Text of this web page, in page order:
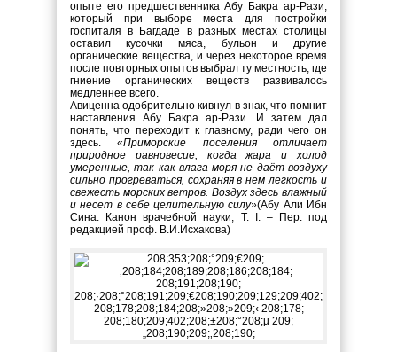
опыте его предшественника Абу Бакра ар-Рази,
который при выборе места для постройки
госпиталя в Багдаде в разных местах столицы
оставил кусочки мяса, бульон и другие
органические вещества, и через некоторое время
после повторных опытов выбрал ту местность, где
гниение органических веществ развивалось
медленнее всего.
Авиценна одобрительно кивнул в знак, что помнит
наставления Абу Бакра ар-Рази. И затем дал
понять, что переходит к главному, ради чего он
здесь. «Приморские поселения отличает
природное равновесие, когда жара и холод
умеренные, так как влага моря не даёт воздуху
сильно прогреваться, сохраняя в нем легкость и
свежесть морских ветров. Воздух здесь влажный
и несет в себе целительную силу»(Абу Али Ибн
Сина. Канон врачебной науки, Т. I. – Пер. под
редакцией проф. В.И.Исхакова)